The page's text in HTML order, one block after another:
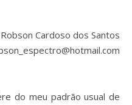
Cardoso dos Santos
do meu padrão usual de